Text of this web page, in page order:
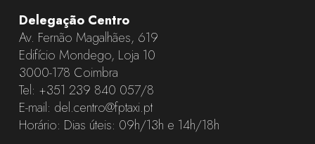
Delegação Centro
Av. Fernão Magalhães, 619
Edifício Mondego, Loja 10
3000-178 Coimbra
Tel: +351 239 840 057/8
E-mail: del.centro@fptaxi.pt
Horário: Dias úteis: 09h/13h e 14h/18h